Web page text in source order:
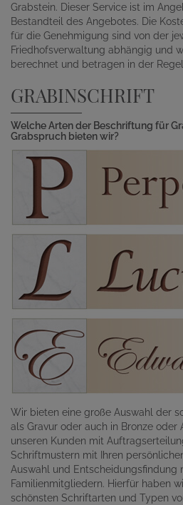
Grabstein. Dieser Service ist im
Bestandteil des Angebotes. Die
für die Genehmigung sind von der
Friedhofsverwaltung abhängig und
berechnet und betragen in der
GRABINSCHRIFT
Welche Arten der Beschriftung für
Grabspruch bieten wir?
Wir bieten eine große Auswahl der
als Gravur oder auch in Bronze oder
unseren Kunden mit
Schriftmustern mit Ihren
Auswahl und Entscheidungsfindung
Familienmitgliedern. Hierfür haben
schönsten Schriftarten und Typen